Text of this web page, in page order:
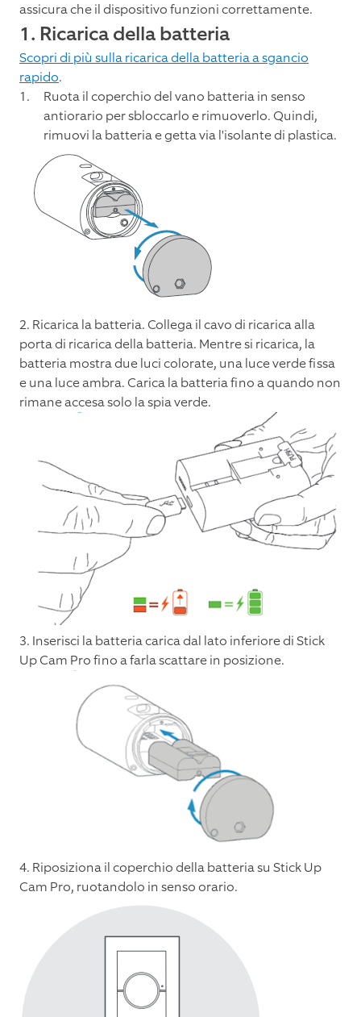
assicura che il dispositivo funzioni correttamente.
1. Ricarica della batteria
Scopri di più sulla ricarica della batteria a sgancio
rapido.
Ruota il coperchio del vano batteria in senso
antiorario per sbloccarlo e rimuoverlo. Quindi,
rimuovi la batteria e getta via l'isolante di plastica.
2. Ricarica la batteria. Collega il cavo di ricarica alla
porta di ricarica della batteria. Mentre si ricarica, la
batteria mostra due luci colorate, una luce verde fissa
e una luce ambra. Carica la batteria fino a quando non
rimane accesa solo la spia verde.
3. Inserisci la batteria carica dal lato inferiore di Stick
Up Cam Pro fino a farla scattare in posizione.
4. Riposiziona il coperchio della batteria su Stick Up
Cam Pro, ruotandolo in senso orario.